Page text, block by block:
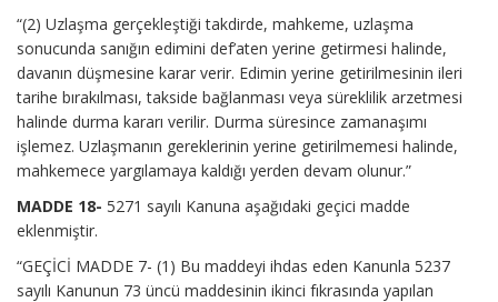
“(2) Uzlaşma gerçekleştiği takdirde, mahkeme, uzlaşma
sonucunda sanığın edimini def’aten yerine getirmesi halinde,
davanın düşmesine karar verir. Edimin yerine getirilmesinin ileri
tarihe bırakılması, takside bağlanması veya süreklilik arzetmesi
halinde durma kararı verilir. Durma süresince zamanaşımı
işlemez. Uzlaşmanın gereklerinin yerine getirilmemesi halinde,
mahkemece yargılamaya kaldığı yerden devam olunur.”
MADDE 18- 5271 sayılı Kanuna aşağıdaki geçici madde
eklenmiştir.
“GEÇİCİ MADDE 7- (1) Bu maddeyi ihdas eden Kanunla 5237
sayılı Kanunun 73 üncü maddesinin ikinci fıkrasında yapılan